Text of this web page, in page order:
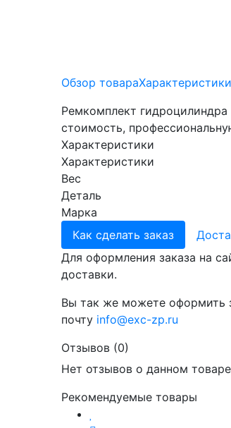
Обзор товараХарактеристики
Ремкомплект гидроцилиндра
стоимость,
Характеристики
Характеристики
Вес
Деталь
Марка
Как сделать заказ
Для оформления заказа на
доставки.
Вы так же можете оформить
почту info@exc-zp.ru
Отзывов (0)
Нет отзывов о данном
Рекомендуемые товары